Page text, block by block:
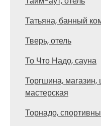
Татьяна, банный
Тверь, отель
То Что Надо, сауна
Торгшина,
мастерская
Торнадо,